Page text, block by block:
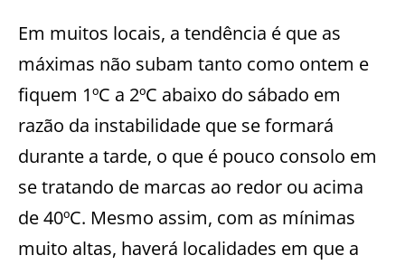
Em muitos locais, a tendência é que as
máximas não subam tanto como ontem e
fiquem 1ºC a 2ºC abaixo do sábado em
razão da instabilidade que se formará
durante a tarde, o que é pouco consolo em
se tratando de marcas ao redor ou acima
de 40ºC. Mesmo assim, com as mínimas
muito altas, haverá localidades em que a